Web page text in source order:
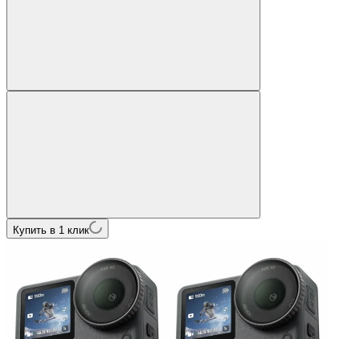
Купить в 1 клик